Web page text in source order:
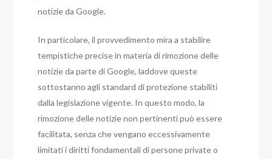
notizie da Google.
In particolare, il provvedimento mira a stabilire
tempistiche precise in materia di rimozione delle
notizie da parte di Google, laddove queste
sottostanno agli standard di protezione stabiliti
dalla legislazione vigente. In questo modo, la
rimozione delle notizie non pertinenti può essere
facilitata, senza che vengano eccessivamente
limitati i diritti fondamentali di persone private o